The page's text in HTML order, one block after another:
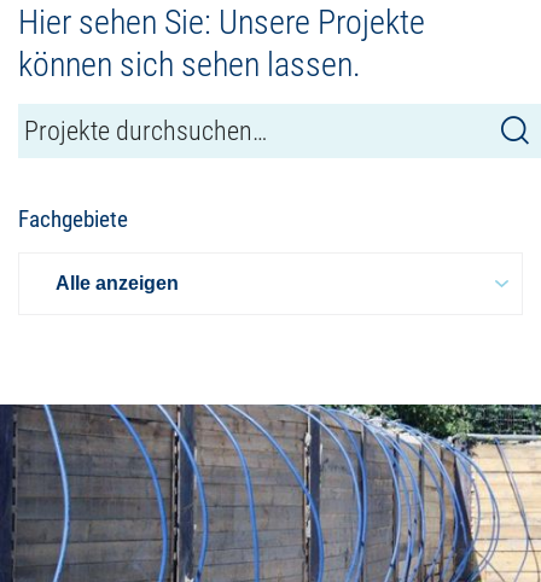
Hier sehen Sie: Unsere Projekte
können sich sehen lassen.
Fachgebiete